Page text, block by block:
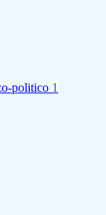
politico 1